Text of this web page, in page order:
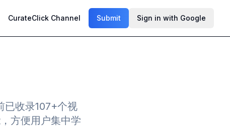
CurateClick Channel Submit Sign in with Google
已收录107+个视
方便用户集中学